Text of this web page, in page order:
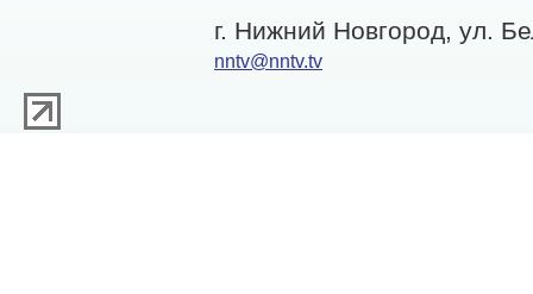
г. Нижний Новгород, ул.
nntv@nntv.tv